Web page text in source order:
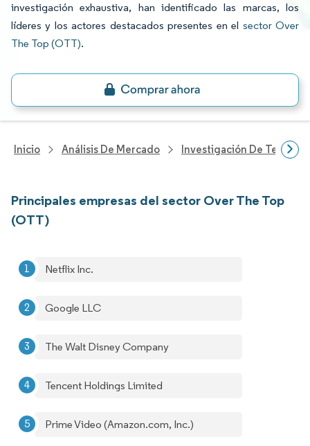
investigación exhaustiva, han identificado las marcas, los
líderes y los actores destacados presentes en el sector Over
The Top (OTT).
Inicio Análisis De Mercado Investigación De
Principales empresas del sector Over The Top
(OTT)
Netflix Inc.
Google LLC
The Walt Disney Company
Tencent Holdings Limited
Prime Video (Amazon.com, Inc.)